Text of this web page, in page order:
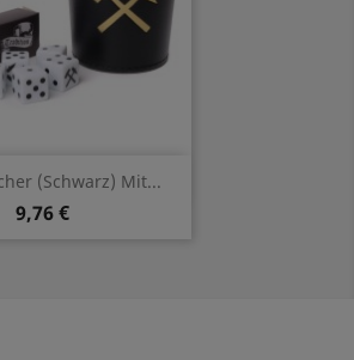
(schwarz) Mit...
9,76 €
Vorschau